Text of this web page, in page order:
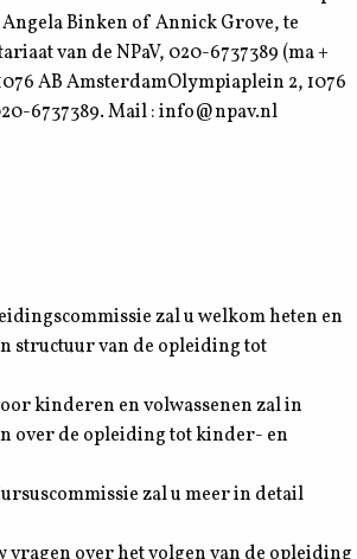
Binken of Annick Grove, te
van de NPaV, 020-6737389 (ma +
AB AmsterdamOlympiaplein 2, 1076
6737389. Mail : info@npav.nl
zal u welkom heten en
structuur van de opleiding tot
kinderen en volwassenen zal in
over de opleiding tot kinder- en
zal u meer in detail